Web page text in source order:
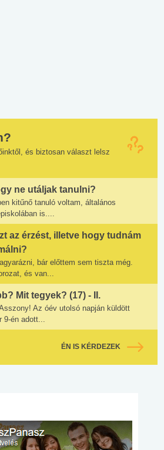
és biztosan választ lelsz
ne utáljak tanulni?
kitűnő tanuló voltam, általános
is....
az érzést, illetve hogy tudnám
bár előttem sem tiszta még.
és van...
Mit tegyek? (17) - II.
Az óév utolsó napján küldött
én adott...
ÉN IS KÉRDEZEK